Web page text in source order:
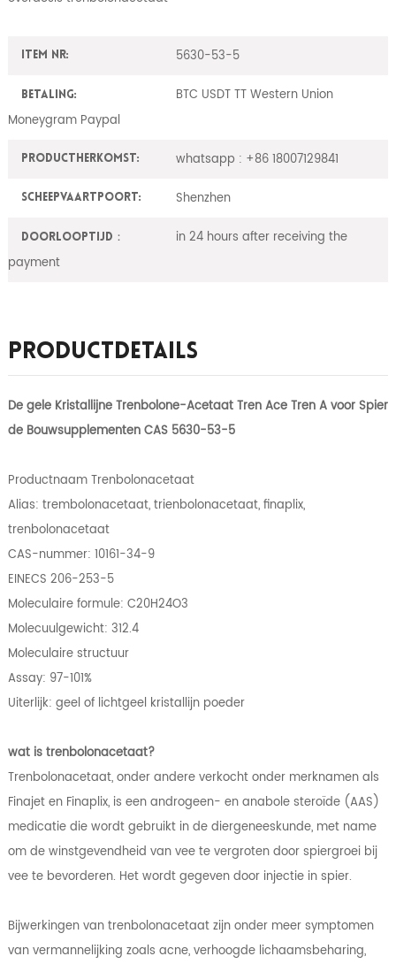
Item nr: 5630-53-5
Betaling:
BTC USDT TT Western Union
Moneygram Paypal
ProductHerkomst: whatsapp : +86 18007129841
Scheepvaartpoort: Shenzhen
Doorlooptijd：
in 24 hours after receiving the
payment
Productdetails
De gele Kristallijne Trenbolone-Acetaat Tren Ace Tren A voor Spier
de Bouwsupplementen CAS 5630-53-5
Productnaam Trenbolonacetaat
Alias: trembolonacetaat, trienbolonacetaat, finaplix,
trenbolonacetaat
CAS-nummer: 10161-34-9
EINECS 206-253-5
Moleculaire formule: C20H24O3
Molecuulgewicht: 312.4
Moleculaire structuur
Assay: 97-101%
Uiterlijk: geel of lichtgeel kristallijn poeder
wat is trenbolonacetaat?
Trenbolonacetaat, onder andere verkocht onder merknamen als
Finajet en Finaplix, is een androgeen- en anabole steroïde (AAS)
medicatie die wordt gebruikt in de diergeneeskunde, met name
om de winstgevendheid van vee te vergroten door spiergroei bij
vee te bevorderen. Het wordt gegeven door injectie in spier.
Bijwerkingen van trenbolonacetaat zijn onder meer symptomen
van vermannelijking zoals acne, verhoogde lichaamsbeharing,